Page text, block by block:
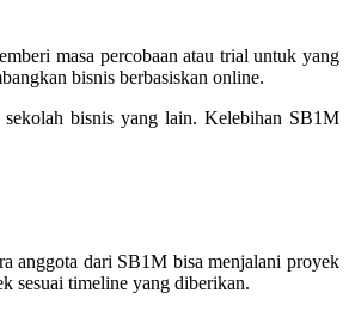
masa percobaan atau trial untuk yang
bisnis berbasiskan online.
bisnis yang lain. Kelebihan SB1M
anggota dari SB1M bisa menjalani proyek
sesuai timeline yang diberikan.